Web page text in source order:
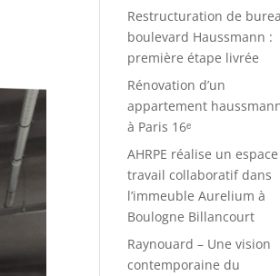
Restructuration de
boulevard Haussmann :
première étape livrée
Rénovation d’un
appartement
à Paris 16ᵉ
AHRPE réalise un
travail collaboratif dans
l’immeuble Aurelium à
Boulogne Billancourt
Raynouard – Une vision
contemporaine du